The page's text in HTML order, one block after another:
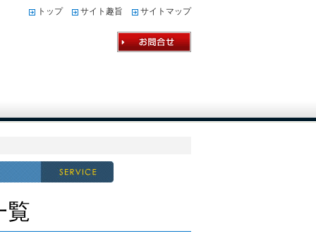
トップ サイト趣旨 サイトマップ
覧